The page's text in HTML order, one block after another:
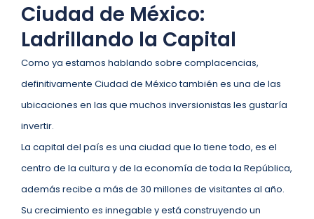
Ciudad de México:
Ladrillando la Capital
Como ya estamos hablando sobre complacencias,
definitivamente Ciudad de México también es una de las
ubicaciones en las que muchos inversionistas les gustaría
invertir.
La capital del país es una ciudad que lo tiene todo, es el
centro de la cultura y de la economía de toda la República,
además recibe a más de 30 millones de visitantes al año.
Su crecimiento es innegable y está construyendo un